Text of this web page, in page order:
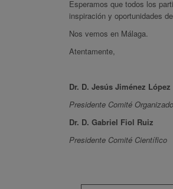
Esperamos que todos los
inspiración y oportunidades
Nos vemos en Málaga.
Atentamente,
Dr. D. Jesús Jiménez López
Presidente Comité
Dr. D. Gabriel Fiol Ruiz
Presidente Comité Científico